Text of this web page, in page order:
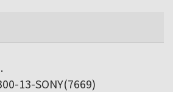
13-SONY(7669)